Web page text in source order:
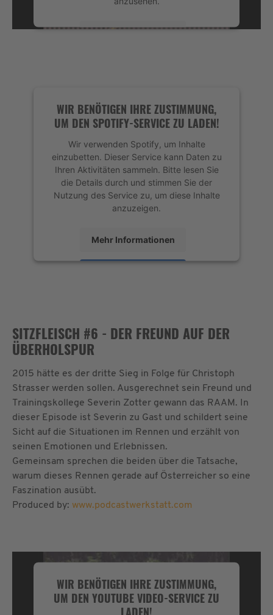
Mehr Informationen
WIR BENÖTIGEN IHRE ZUSTIMMUNG,
UM DEN SPOTIFY-SERVICE ZU LADEN!
Wir verwenden Spotify, um Inhalte
einzubetten. Dieser Service kann Daten zu
Ihren Aktivitäten sammeln. Bitte lesen Sie
die Details durch und stimmen Sie der
Nutzung des Service zu, um diese Inhalte
anzuzeigen.
Mehr Informationen
SITZFLEISCH #6 - DER FREUND AUF DER
ÜBERHOLSPUR
2015 hätte es der dritte Sieg in Folge für Christoph
Strasser werden sollen. Ausgerechnet sein Freund und
Trainingskollege Severin Zotter gewann das RAAM. In
dieser Episode ist Severin zu Gast und schildert seine
Sicht auf die Situationen im Rennen und erzählt von
seinen Emotionen und Erlebnissen.
Gemeinsam sprechen die beiden über die Tatsache,
warum dieses Rennen gerade auf Österreicher so eine
Faszination ausübt.
Produced by: www.podcastwerkstatt.com
WIR BENÖTIGEN IHRE ZUSTIMMUNG,
UM DEN YOUTUBE VIDEO-SERVICE ZU
LADEN!